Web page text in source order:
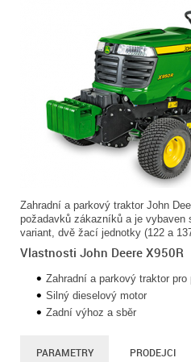
Zahradní a parkový traktor John
požadavků zákazníků a je vybaven
variant, dvě žací jednotky (122 a
Vlastnosti John Deere X950R
Zahradní a parkový traktor
Silný dieselový motor
Zadní výhoz a sběr
PARAMETRY PRODEJCI